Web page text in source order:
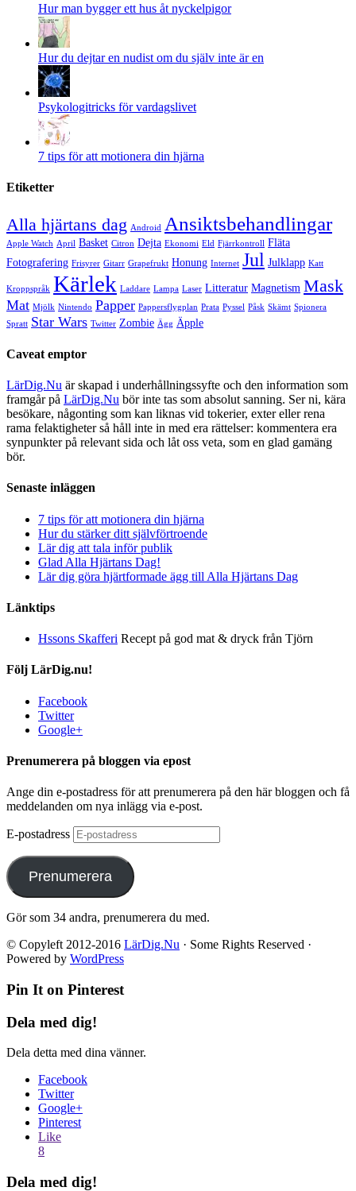
Hur man bygger ett hus åt nyckelpigor
Hur du dejtar en nudist om du själv inte är en
Psykologitricks för vardagslivet
7 tips för att motionera din hjärna
Etiketter
Alla hjärtans dag Android Ansiktsbehandlingar
Apple Watch April Basket Citron Dejta Ekonomi Eld Fjärrkontroll Fläta
Fotografering Frisyrer Gitarr Grapefrukt Honung Internet Jul Julklapp Katt
Kroppspråk Kärlek Laddare Lampa Laser Litteratur Magnetism Mask
Mat Mjölk Nintendo Papper Pappersflygplan Prata Pyssel Påsk Skämt Spionera
Spratt Star Wars Twitter Zombie Ägg Äpple
Caveat emptor
LärDig.Nu är skapad i underhållningssyfte och den information som
framgår på LärDig.Nu bör inte tas som absolut sanning. Ser ni, kära
besökare, någonting som kan liknas vid tokerier, exter eller rena
rama felaktigheter så håll inte in med era rättelser: kommentera era
synpunkter på relevant sida och låt oss veta, som en glad gamäng
bör.
Senaste inläggen
7 tips för att motionera din hjärna
Hur du stärker ditt självförtroende
Lär dig att tala inför publik
Glad Alla Hjärtans Dag!
Lär dig göra hjärtformade ägg till Alla Hjärtans Dag
Länktips
Hssons Skafferi Recept på god mat & dryck från Tjörn
Följ LärDig.nu!
Facebook
Twitter
Google+
Prenumerera på bloggen via epost
Ange din e-postadress för att prenumerera på den här bloggen och få
meddelanden om nya inlägg via e-post.
E-postadress
Prenumerera
Gör som 34 andra, prenumerera du med.
© Copyleft 2012-2016 LärDig.Nu · Some Rights Reserved ·
Powered by WordPress
Pin It on Pinterest
Dela med dig!
Dela detta med dina vänner.
Facebook
Twitter
Google+
Pinterest
Like
8
Dela med dig!